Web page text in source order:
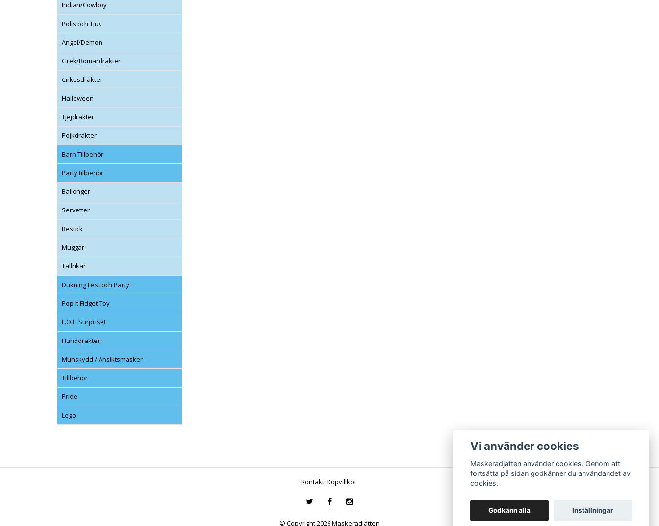
Indian/Cowboy
Polis och Tjuv
Ängel/Demon
Grek/Romardräkter
Cirkusdräkter
Halloween
Tjejdräkter
Pojkdräkter
Barn Tillbehör
Party tillbehör
Ballonger
Servetter
Bestick
Muggar
Tallrikar
Dukning Fest och Party
Pop It Fidget Toy
L.O.L. Surprise!
Hunddräkter
Munskydd / Ansiktsmasker
Tillbehör
Pride
Lego
Kontakt Köpvillkor
© Copyright 2026 Maskeradjätten
Vi använder cookies
Maskeradjatten använder cookies. Genom att
fortsätta på sidan godkänner du användandet av
cookies.
Godkänn alla Inställningar